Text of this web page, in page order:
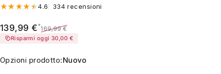
4.6 334 recensioni
Prezzo scontato
139,99 € *
Prezzo di listino
169,99 €
Risparmi oggi 30,00 €
Opzioni prodotto
Opzioni prodotto:Nuovo